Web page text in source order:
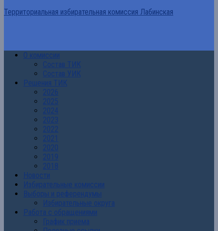
Территориальная избирательная комиссия Лабинская
О комиссии
Состав ТИК
Состав УИК
Решения ТИК
2026
2025
2024
2023
2022
2021
2020
2019
2018
Новости
Избирательные комиссии
Выборы и референдумы
Избирательные округа
Работа с обращениями
График приема